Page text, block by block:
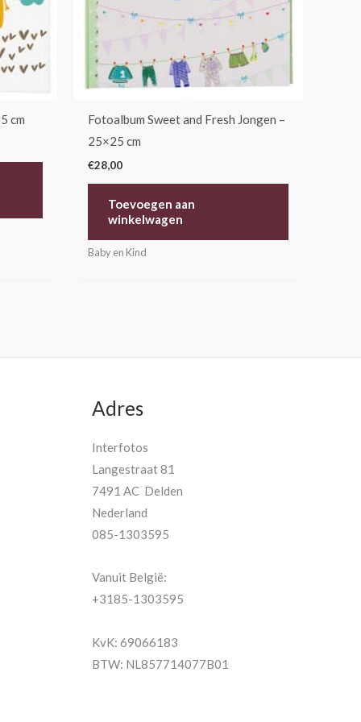
cm
Fotoalbum Sweet and Fresh Jongen –
25×25 cm
€28,00
Toevoegen aan
winkelwagen
Baby en Kind
Adres
Interfotos
Langestraat 81
7491 AC Delden
Nederland
085-1303595
Vanuit België:
+3185-1303595
KvK: 69066183
BTW: NL857714077B01